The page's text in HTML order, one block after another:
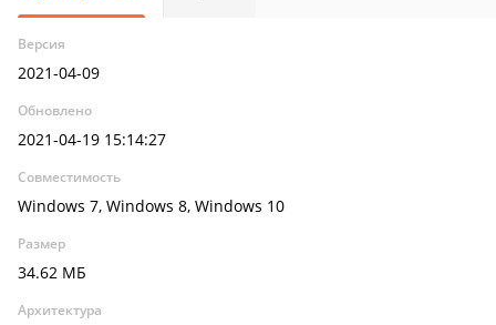
Версия
2021-04-09
Обновлено
2021-04-19 15:14:27
Совместимость
Windows 7, Windows 8, Windows 10
Размер
34.62 МБ
Архитектура